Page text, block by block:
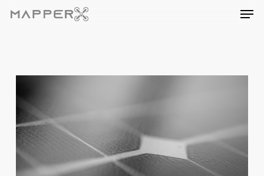
Menu